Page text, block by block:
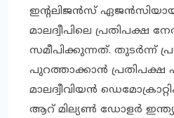
ഇന്റലിജന്‍സ്
മാലദ്വീപിലെ പ്രതിപക്ഷ
സമീപിക്കുന്നത്. തുടര്‍ന്ന്
പുറത്താക്കാന്‍ പ്രതിപക്ഷ
മാലദ്വീവിയന്‍
ആറ് മില്യണ്‍ ഡോളര്‍